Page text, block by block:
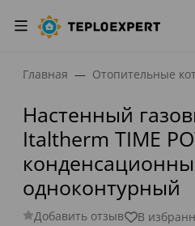
Главная Отопительные
Настенный
Italtherm TIME
одноконтурный
Добавить отзыв В